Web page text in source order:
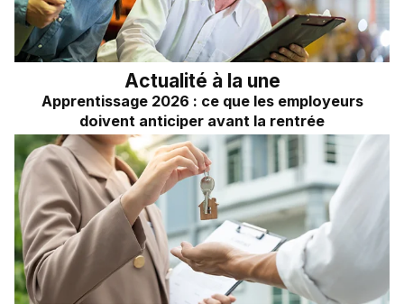
Actualité à la une
Apprentissage 2026 : ce que les employeurs
doivent anticiper avant la rentrée